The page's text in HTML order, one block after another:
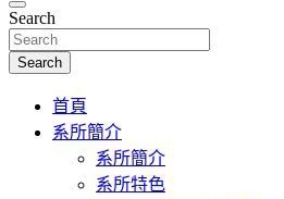
Search
Search
首頁
系所簡介
系所簡介
系所特色